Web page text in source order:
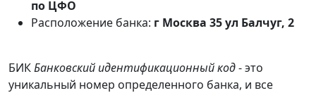
по ЦФО
Расположение банка: г Москва 35 ул Балчуг, 2
БИКБанковский идентификационный код- это
уникальный номер определенного банка, и все